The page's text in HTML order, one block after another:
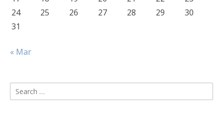
24
25 26 27 28 29
30
31
« Mar
Search
for: